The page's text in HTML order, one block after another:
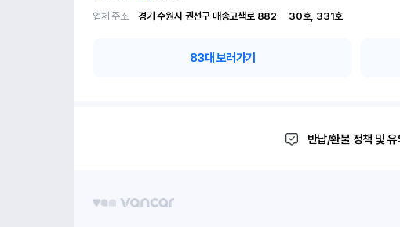
업체 주소
경기 수원시 권선구 매송고색로 882	30호, 331호
83대 보러가기
반납/환불 정책 및